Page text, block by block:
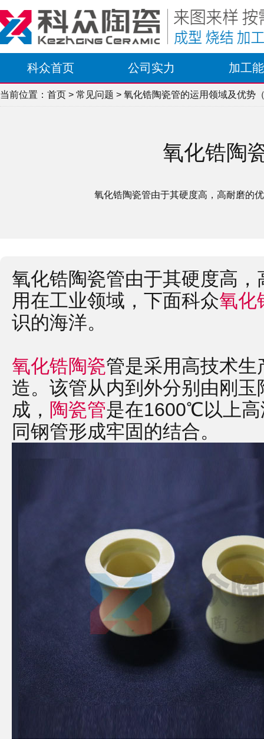
科众首页 公司实力 加工
当前位置： 首页 > 常见问题 > 氧化锆陶瓷管的运用领域及优势
氧化锆陶
氧化锆陶瓷管由于其硬度高，高耐磨的
氧化锆陶瓷管由于其硬度高
用在工业领域，下面科众氧化
识的海洋。
氧化锆陶瓷管是采用高技术
造。该管从内到外分别由刚
成， 陶瓷管是在1600℃以上高
同钢管形成牢固的结合。